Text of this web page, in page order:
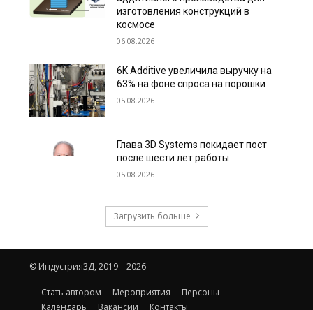
изготовления конструкций в
космосе
06.08.2026
6K Additive увеличила выручку на
63% на фоне спроса на порошки
05.08.2026
Глава 3D Systems покидает пост
после шести лет работы
05.08.2026
Загрузить больше
© Индустрия3Д, 2019—2026
Стать автором Мероприятия
Персоны
Календарь
Вакансии Контакты